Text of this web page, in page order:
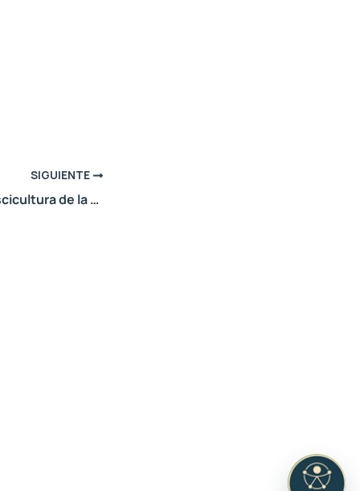
SIGUIENTE
La Estación de Piscicultura de la Subsecretaría de Ambiente proyecta ampliar el circuito educativo